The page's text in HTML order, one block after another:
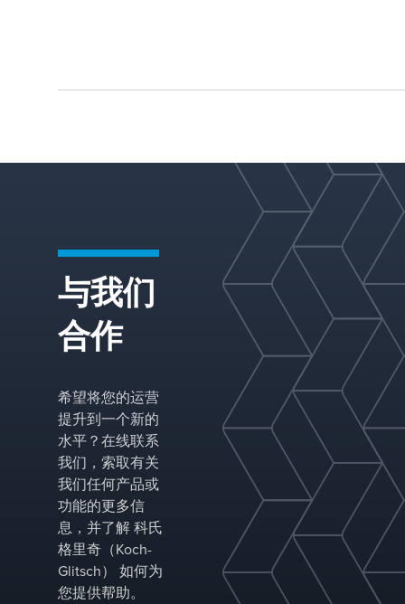
用导致液体扩散
裂，以实现在整
个填充体积中与
蒸汽的最佳混合
和接触。填料结
构的外围压缩功
能确保与塔壁牢
固接触，最大限
度地减少蒸汽旁
路或液体通道的
可能性。最终结
果是具有高传质
效率和低压降的
填料。
与我们
合作
希望将您的运营
提升到一个新的
水平？在线联系
我们，索取有关
我们任何产品或
功能的更多信
息，并了解 科氏
格里奇（Koch-
Glitsch） 如何为
您提供帮助。